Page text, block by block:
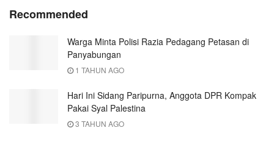
Recommended
Warga Minta Polisi Razia Pedagang Petasan di
Panyabungan
1 TAHUN AGO
Hari Ini Sidang Paripurna, Anggota DPR Kompak
Pakai Syal Palestina
3 TAHUN AGO